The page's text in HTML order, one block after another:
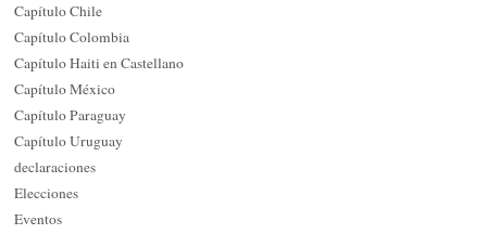
Capítulo Chile
Capítulo Colombia
Capítulo Haiti en Castellano
Capítulo México
Capítulo Paraguay
Capítulo Uruguay
declaraciones
Elecciones
Eventos